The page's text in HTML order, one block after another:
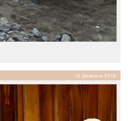
12 февраля 2016